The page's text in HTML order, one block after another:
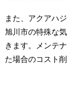
また、アクアハ
旭川市の特殊な
きます。メンテ
た場合のコスト